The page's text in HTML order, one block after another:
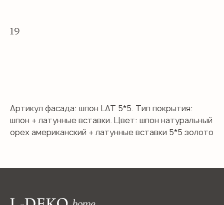
19
Артикул фасада: шпон LAT 5*5. Тип покрытия:
шпон + латунные вставки. Цвет: шпон натуральный
орех американский + латунные вставки 5*5 золото